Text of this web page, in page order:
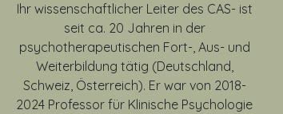
Ihr wissenschaftlicher Leiter des CAS- ist
seit ca. 20 Jahren in der
psychotherapeutischen Fort-, Aus- und
Weiterbildung tätig (Deutschland,
Schweiz, Österreich). Er war von 2018-
2024 Professor für Klinische Psychologie